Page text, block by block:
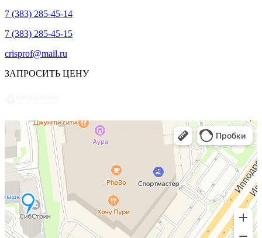
7 (383) 285-45-14
7 (383) 285-45-15
crisprof@mail.ru
ЗАПРОСИТЬ ЦЕНУ